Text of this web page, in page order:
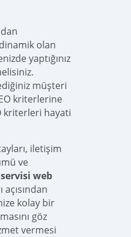
olan
yaptığınız
müşteri
kriterlerine
kriterleri hayati
iletişim
ve
web
kolay bir
göz
vermesi